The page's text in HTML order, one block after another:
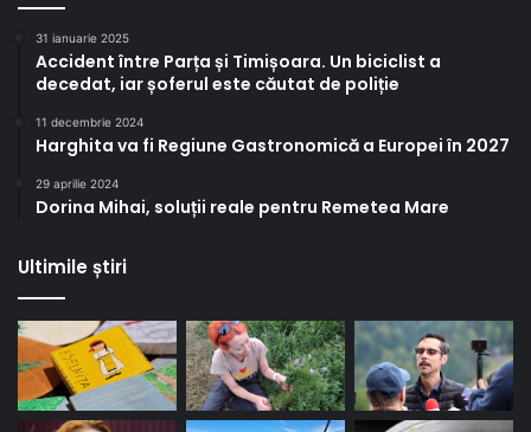
31 ianuarie 2025
Accident între Parța și Timișoara. Un biciclist a
decedat, iar șoferul este căutat de poliție
11 decembrie 2024
Harghita va fi Regiune Gastronomică a Europei în 2027
29 aprilie 2024
Dorina Mihai, soluții reale pentru Remetea Mare
Ultimile știri